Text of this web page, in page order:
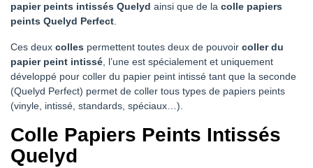
papier peints intissés Quelyd ainsi que de la colle papiers
peints Quelyd Perfect.
Ces deux colles permettent toutes deux de pouvoir coller du
papier peint intissé, l’une est spécialement et uniquement
développé pour coller du papier peint intissé tant que la seconde
(Quelyd Perfect) permet de coller tous types de papiers peints
(vinyle, intissé, standards, spéciaux…).
Colle Papiers Peints Intissés
Quelyd